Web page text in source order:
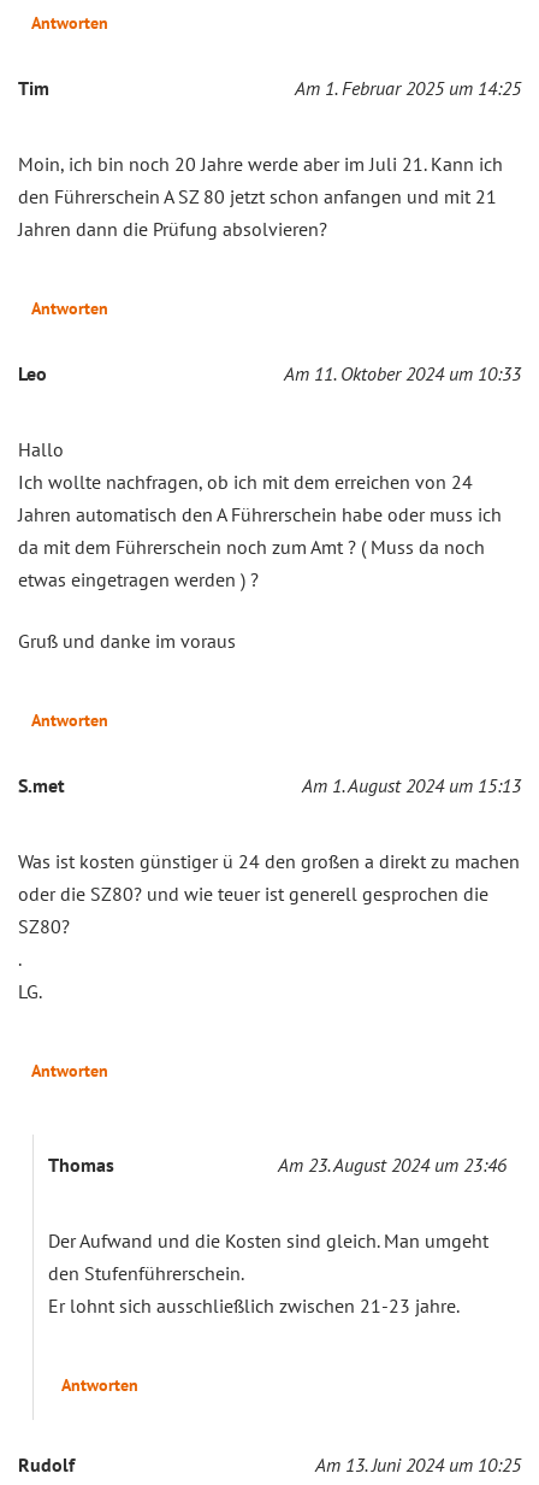
Antworten
Tim Am 1. Februar 2025 um 14:25
Moin, ich bin noch 20 Jahre werde aber im Juli 21. Kann ich
den Führerschein A SZ 80 jetzt schon anfangen und mit 21
Jahren dann die Prüfung absolvieren?
Antworten
Leo Am 11. Oktober 2024 um 10:33
Hallo
Ich wollte nachfragen, ob ich mit dem erreichen von 24
Jahren automatisch den A Führerschein habe oder muss ich
da mit dem Führerschein noch zum Amt ? ( Muss da noch
etwas eingetragen werden ) ?
Gruß und danke im voraus
Antworten
S.met Am 1. August 2024 um 15:13
Was ist kosten günstiger ü 24 den großen a direkt zu machen
oder die SZ80? und wie teuer ist generell gesprochen die
SZ80?
.
LG.
Antworten
Thomas Am 23. August 2024 um 23:46
Der Aufwand und die Kosten sind gleich. Man umgeht
den Stufenführerschein.
Er lohnt sich ausschließlich zwischen 21-23 jahre.
Antworten
Rudolf Am 13. Juni 2024 um 10:25